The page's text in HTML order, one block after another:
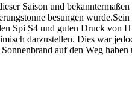
Saison und
besungen
Spi S4 und guten Druck
darzustellen. Dies war
auf den Weg